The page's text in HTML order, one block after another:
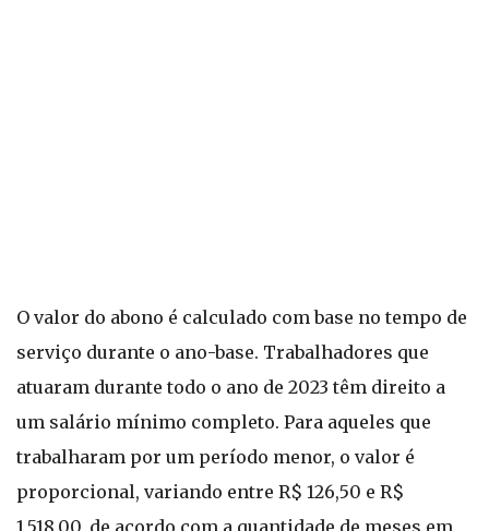
O valor do abono é calculado com base no tempo de
serviço durante o ano-base. Trabalhadores que
atuaram durante todo o ano de 2023 têm direito a
um salário mínimo completo. Para aqueles que
trabalharam por um período menor, o valor é
proporcional, variando entre R$ 126,50 e R$
1.518,00, de acordo com a quantidade de meses em